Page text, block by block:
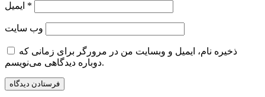
*
وب‌ سایت
ذخیره نام، ایمیل و وبسایت من در مرورگر برای زمانی که
دوباره دیدگاهی می‌نویسم.